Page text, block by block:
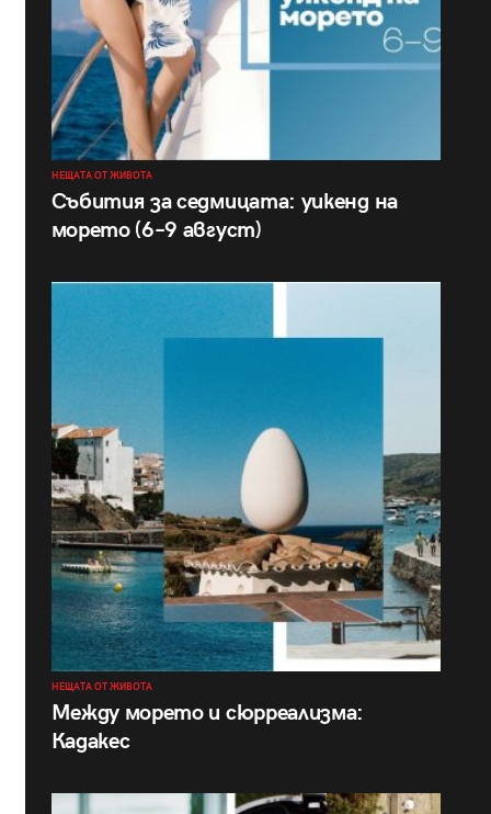
НЕЩАТА ОТ ЖИВОТА
Събития за седмицата: уикенд на
морето (6–9 август)
НЕЩАТА ОТ ЖИВОТА
Между морето и сюрреализма:
Кадакес